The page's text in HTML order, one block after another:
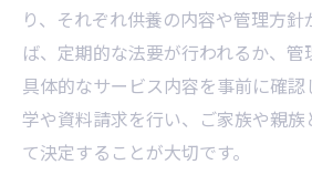
り、それぞれ供養の内容や管理方針
ば、定期的な法要が行われるか、管
具体的なサービス内容を事前に確
学や資料請求を行い、ご家族や親族
て決定することが大切です。